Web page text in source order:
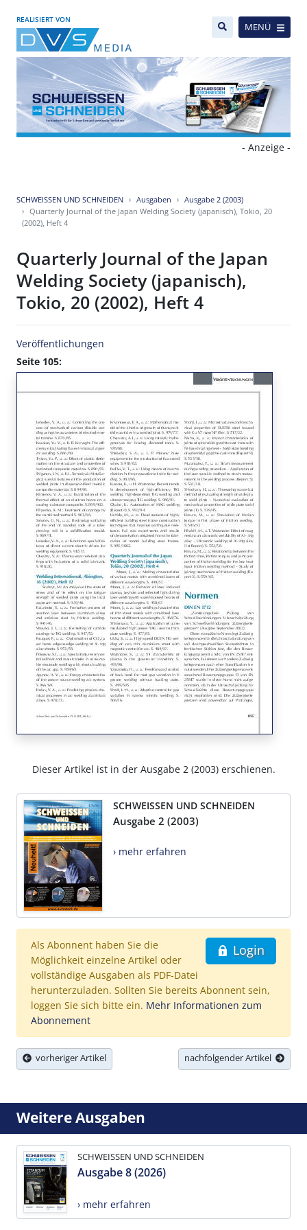
REALISIERT VON
MENÜ
- Anzeige -
SCHWEISSEN UND SCHNEIDEN Ausgaben
Ausgabe 2 (2003)
Quarterly Journal of the Japan Welding Society (japanisch), Tokio, 20
(2002), Heft 4
Quarterly Journal of the Japan
Welding Society (japanisch),
Tokio, 20 (2002), Heft 4
Veröffentlichungen
Seite 105:
Dieser Artikel ist in der Ausgabe 2 (2003) erschienen.
SCHWEISSEN UND SCHNEIDEN
Ausgabe 2 (2003)
› mehr erfahren
Login
Als Abonnent haben Sie die
Möglichkeit einzelne Artikel oder
vollständige Ausgaben als PDF-Datei
herunterzuladen. Sollten Sie bereits Abonnent sein,
loggen Sie sich bitte ein. Mehr Informationen zum
Abonnement
vorheriger Artikel nachfolgender Artikel
Weitere Ausgaben
SCHWEISSEN UND SCHNEIDEN
Ausgabe 8 (2026)
› mehr erfahren